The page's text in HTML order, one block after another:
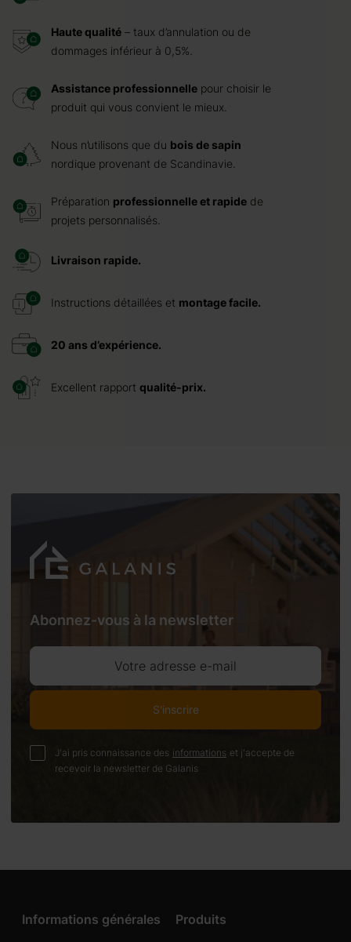
Haute qualité – taux d’annulation ou de
dommages inférieur à 0,5%.
Assistance professionnelle pour choisir le
produit qui vous convient le mieux.
Nous n’utilisons que du bois de sapin
nordique provenant de Scandinavie.
Préparation professionnelle et rapide de
projets personnalisés.
Livraison rapide.
Instructions détaillées et montage facile.
20 ans d’expérience.
Excellent rapport qualité-prix.
Abonnez-vous à la newsletter
Votre adresse e-mail
S'inscrire
J'ai pris connaissance des informations et j'accepte de
recevoir la newsletter de Galanis
Informations générales Produits